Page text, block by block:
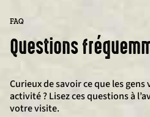
FAQ
Questions
Curieux de savoir ce que les
activité ? Lisez ces questions à
votre visite.